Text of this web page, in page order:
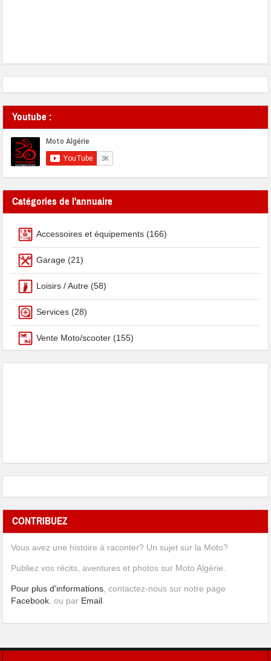
Youtube :
Catégories de l'annuaire
Accessoires et équipements (166)
Garage (21)
Loisirs / Autre (58)
Services (28)
Vente Moto/scooter (155)
CONTRIBUEZ
Vous avez une histoire à raconter? Un sujet sur la Moto?
Publiez vos récits, aventures et photos sur Moto Algérie.
Pour plus d'informations , contactez-nous sur notre page
Facebook , ou par Email